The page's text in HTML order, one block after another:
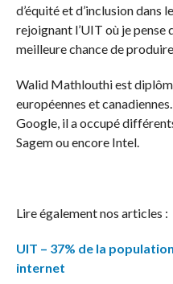
d’équité et d’inclusion dans
rejoignant l’UIT où je pense
meilleure chance de
Walid Mathlouthi est
européennes et
Google, il a occupé
Sagem ou encore Intel.
Lire également nos articles :
UIT – 37% de la
internet